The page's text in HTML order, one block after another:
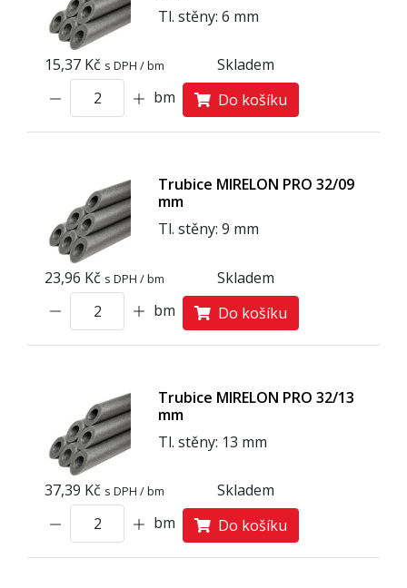
Tl. stěny: 6 mm
15,37 Kč s DPH / bm
Skladem
bm
Do košíku
Trubice MIRELON PRO 32/09
mm
Tl. stěny: 9 mm
23,96 Kč s DPH / bm
Skladem
bm
Do košíku
Trubice MIRELON PRO 32/13
mm
Tl. stěny: 13 mm
37,39 Kč s DPH / bm
Skladem
bm
Do košíku